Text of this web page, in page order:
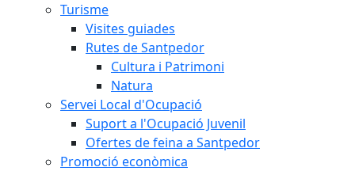
Turisme
Visites guiades
Rutes de Santpedor
Cultura i Patrimoni
Natura
Servei Local d'Ocupació
Suport a l'Ocupació Juvenil
Ofertes de feina a Santpedor
Promoció econòmica